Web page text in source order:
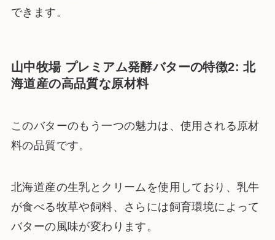
できます。
山中牧場 プレミアム発酵バターの特徴2: 北
海道産の高品質な原材料
このバターのもう一つの魅力は、使用される原材
料の品質です。
北海道産の生乳とクリームを使用しており、乳牛
が食べる牧草や飼料、さらには飼育環境によって
バターの風味が変わります。